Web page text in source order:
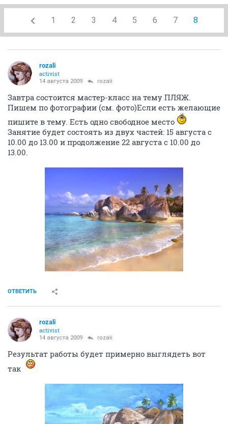
1 2 3 4 5 6 7 8
rozali
activist
14 августа 2009 rozali
Завтра состоится мастер-класс на тему ПЛЯЖ.
Пишем по фотографии (см. фото)Если есть желающие
пишите в тему. Есть одно свободное место
Занятие будет состоять из двух частей: 15 августа с
10.00 до 13.00 и продолжение 22 августа с 10.00 до
13.00.
ОТВЕТИТЬ
rozali
activist
14 августа 2009 rozali
Результат работы будет примерно выглядеть вот
так